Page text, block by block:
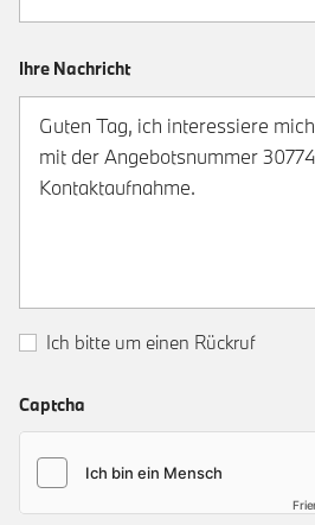
Ihre Nachricht
Ich bitte um einen Rückruf
Captcha